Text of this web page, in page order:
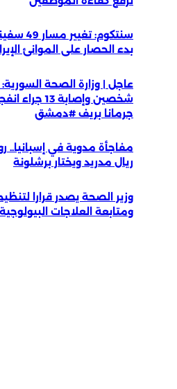
سنتكوم:
بدء الحصار على الموانئ
عاجل | وزارة الصحة
شخصين وإصابة
جرمانا بريف #دمشق
مفاجأة مدوية في إسبانيا..
ريال مدريد ويختار برشلونة
وزير الصحة يصدر قرارا
ومتابعة العلاجات البيولوجية